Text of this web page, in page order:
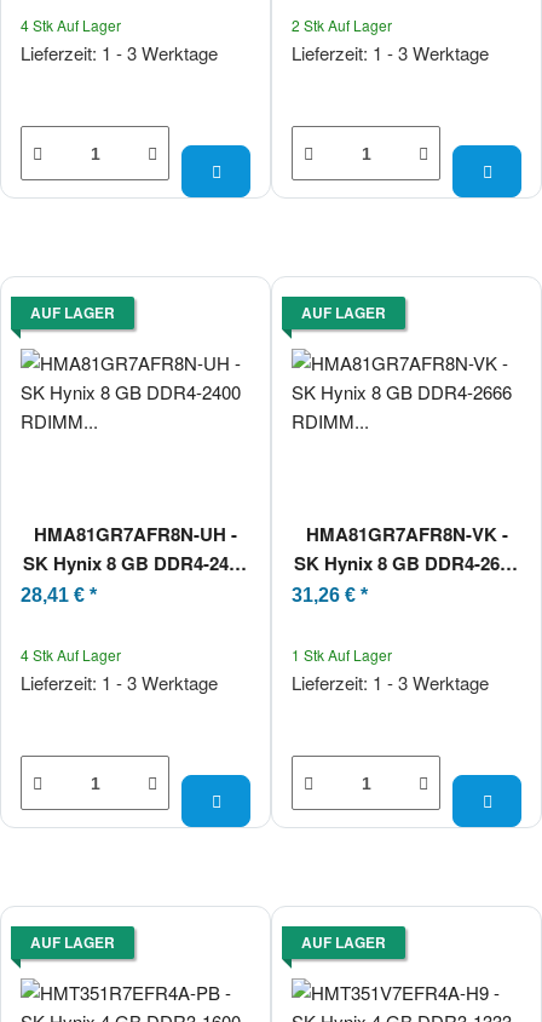
4 Stk Auf Lager
Lieferzeit: 1 - 3 Werktage
2 Stk Auf Lager
Lieferzeit: 1 - 3 Werktage
AUF LAGER
HMA81GR7AFR8N-UH -
SK Hynix 8 GB DDR4-2400
RDIMM PC4-19200T-R
28,41 € *
4 Stk Auf Lager
Lieferzeit: 1 - 3 Werktage
AUF LAGER
HMA81GR7AFR8N-VK -
SK Hynix 8 GB DDR4-2666
RDIMM PC4-21300V-R
31,26 € *
1 Stk Auf Lager
Lieferzeit: 1 - 3 Werktage
AUF LAGER AUF LAGER